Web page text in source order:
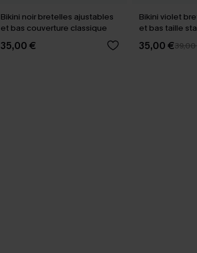
Bikini noir bretelles ajustables
et bas couverture classique
35,00 €
Bikini violet
et bas taille
35,00 €